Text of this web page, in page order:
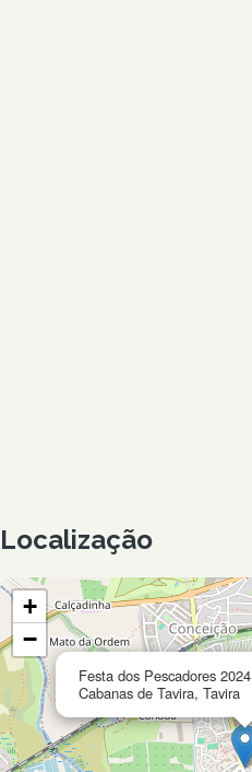
Localização
Festa dos Pescadores
Cabanas de Tavira, Tavira
+
−